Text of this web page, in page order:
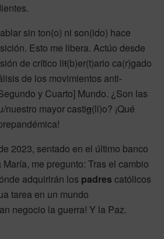
sin ton(o) ni son(ido) hace
Esto me libera. Actúo desde
de crítico lit(b)er(t)ario ca(r)gado
de los movimientos anti-
y Cuarto] Mundo. ¿Son las
nuestro mayor castig(ll)o? ¡Qué
2023, sentado en el último banco
me pregunto: Tras el cambio
adquirirán los padres católicos
tarea en un mundo
negocio la guerra! Y la Paz.